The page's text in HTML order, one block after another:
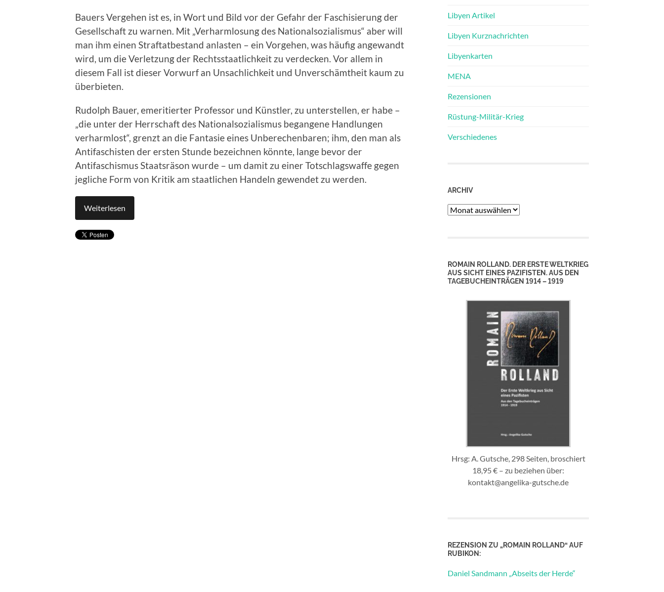
Bauers Vergehen ist es, in Wort und Bild vor der Gefahr der Faschisierung der
Gesellschaft zu warnen. Mit „Verharmlosung des Nationalsozialismus“ aber will
man ihm einen Straftatbestand anlasten – ein Vorgehen, was häufig angewandt
wird, um die Verletzung der Rechtsstaatlichkeit zu verdecken. Vor allem in
diesem Fall ist dieser Vorwurf an Unsachlichkeit und Unverschämtheit kaum zu
überbieten.
Rudolph Bauer, emeritierter Professor und Künstler, zu unterstellen, er habe –
„die unter der Herrschaft des Nationalsozialismus begangene Handlungen
verharmlost“, grenzt an die Fantasie eines Unberechenbaren; ihm, den man als
Antifaschisten der ersten Stunde bezeichnen könnte, lange bevor der
Antifaschismus Staatsräson wurde – um damit zu einer Totschlagswaffe gegen
jegliche Form von Kritik am staatlichen Handeln gewendet zu werden.
Weiterlesen
Libyen Artikel
Libyen Kurznachrichten
Libyenkarten
MENA
Rezensionen
Rüstung-Militär-Krieg
Verschiedenes
ARCHIV
Archiv
ROMAIN ROLLAND. DER ERSTE WELTKRIEG
AUS SICHT EINES PAZIFISTEN. AUS DEN
TAGEBUCHEINTRÄGEN 1914 – 1919
Hrsg: A. Gutsche, 298 Seiten, broschiert
18,95 € – zu beziehen über:
kontakt@angelika-gutsche.de
REZENSION ZU „ROMAIN ROLLAND“ AUF
RUBIKON:
Daniel Sandmann „Abseits der Herde“